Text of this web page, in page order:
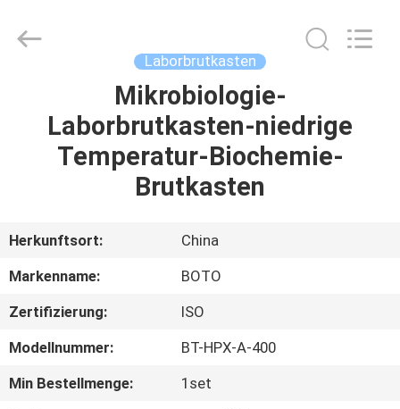
PRODUKTE
UNS
AUSFLUG
QUALITÄTSKONTROLLE
Laborbrutkasten
Mikrobiologie-
Laborbrutkasten-niedrige
Temperatur-Biochemie-
Brutkasten
Herkunftsort:
China
Markenname:
BOTO
Zertifizierung:
ISO
Modellnummer:
BT-HPX-A-400
Min Bestellmenge:
1set